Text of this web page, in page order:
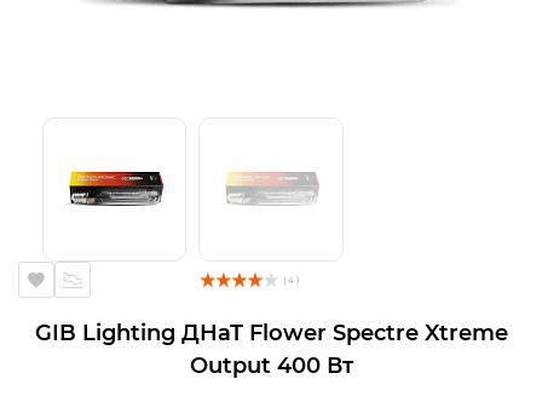
( 4 )
GIB Lighting ДНаТ Flower Spectre Xtreme
Output 400 Вт